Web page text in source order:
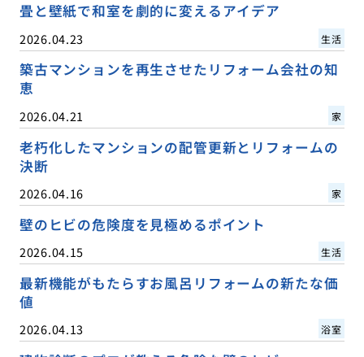
畳と壁紙で和室を劇的に変えるアイデア
2026.04.23 生活
築古マンションを再生させたリフォーム会社の知
恵
2026.04.21 家
老朽化したマンションの配管更新とリフォームの
決断
2026.04.16 家
壁のヒビの危険度を見極めるポイント
2026.04.15 生活
最新機能がもたらすお風呂リフォームの新たな価
値
2026.04.13 浴室